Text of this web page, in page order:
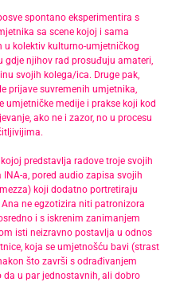
spontano eksperimentira s
sa scene kojoj i sama
kolektiv kulturno-umjetničkog
njihov rad prosuđuju amateri,
svojih kolega/ica. Druge pak,
prijave suvremenih umjetnika,
umjetničke medije i prakse koji kod
ako ne i zazor, no u procesu
predstavlja radove troje svojih
a, pored audio zapisa svojih
koji dodatno portretiraju
ne egzotizira niti patronizora
i s iskrenim zanimanjem
isti neizravno postavlja u odnos
koja se umjetnošću bavi (strast
što završi s odrađivanjem
da u par jednostavnih, ali dobro